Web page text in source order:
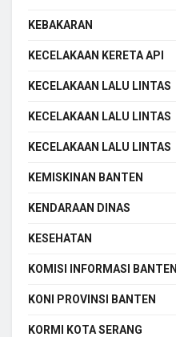
KEBAKARAN
KECELAKAAN KERETA API
KECELAKAAN LALU LINTAS
KECELAKAAN LALU LINTAS
KECELAKAAN LALU LINTAS
KEMISKINAN BANTEN
KENDARAAN DINAS
KESEHATAN
KOMISI INFORMASI BANTEN
KONI PROVINSI BANTEN
KORMI KOTA SERANG